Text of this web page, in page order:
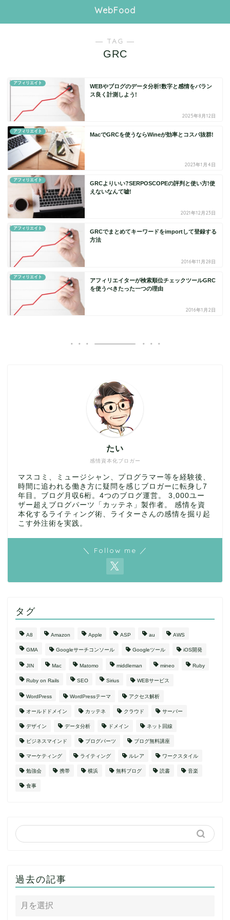
WebFood
― TAG ―
GRC
アフィリエイト
WEBやブログのデータ分析!数字と感情をバラン
ス良く計測しよう!
2025年8月12日
アフィリエイト
MacでGRCを使うならWineが効率とコスパ抜群!
2023年1月4日
アフィリエイト
GRCよりいい?SERPOSCOPEの評判と使い方!使
えないなんて嘘!
2021年12月23日
アフィリエイト
GRCでまとめてキーワードをimportして登録する
方法
2016年11月28日
アフィリエイト
アフィリエイターが検索順位チェックツールGRC
を使うべきたった一つの理由
2016年1月2日
感情資本化ブロガー
たい
マスコミ、ミュージシャン、プログラマー等を経験後、
時間に追われる働き方に疑問を感じブロガーに転身し7
年目。ブログ月収6桁。4つのブログ運営。 3,000ユー
ザー超えブログパーツ「カッテネ」製作者。 感情を資
本化するライティング術、ライターさんの感情を掘り起
こす外注術を実践。
＼ Follow me ／
タグ
A8 Amazon Apple ASP au AWS
GMA Googleサーチコンソール Googleツール iOS開発
JIN Mac Matomo middleman mineo Ruby
Ruby on Rails SEO Sirius WEBサービス
WordPress WordPressテーマ アクセス解析
オールドドメイン カッテネ クラウド サーバー
デザイン データ分析 ドメイン ネット回線
ビジネスマインド ブログパーツ ブログ無料講座
マーケティング ライティング ルレア ワークスタイル
勉強会 携帯 横浜 無料ブログ 読書 音楽
食事
過去の記事